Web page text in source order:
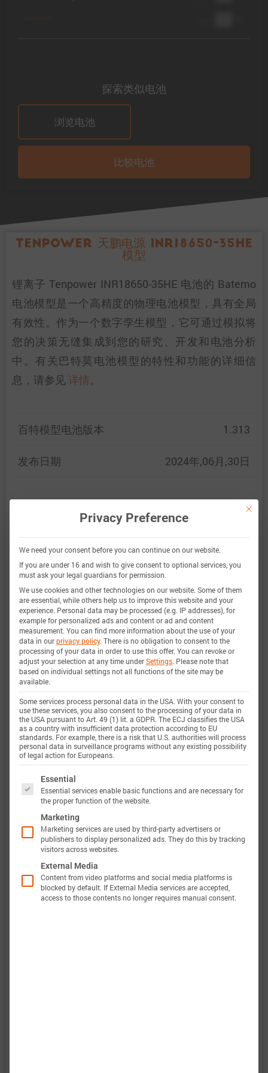
探索类似电池
浏览电池
比较电池
Tenpower 天鹏电源 INR18650-35HE
模型
锂离子 Tenpower INR18650-35HE 电池的 Batemo
电池模型是一个高精度的物理电池模型，具有全局
有效性。作为一个数字孪生模型，它可通过模拟将
您的决策无缝集成到您的研究、开发和电池分析
中。有关巴特莫电池模型的特性和功能的详细信
息，请参见 详情。
百特模型电池版本 1.313
发布日期 2024年,06月,30日
百特模型通过比较以下范围内的电池仿真和测量数
据，展示了百特模型电池的准确性和有效性。验证
非常广泛，实验特性覆盖了电池的整个操作区域：
在低温和高温下，直到最大电流，并且在整个电量
范围内。
电量范围 0 … 100%
电流范围
定义
-17 A 放电 … 7 A 充电 (-5C … 2C)
电压范围
定义
2.5 … 4.2 V
温度范围
定义
此外，巴特莫电池模型的验证将完全透明。巴特莫
电池数据包含原始测量数据和仿真数据。所有实验
都会计算电压、温度、功率和能量的准确性。这使
得可以轻松评估和分析巴特莫电池模型的有效性。
This
Privacy Preference
We need your consent before you can continue on our website.
If you are under 16 and wish to give consent to optional services, you
must ask your legal guardians for permission.
We use cookies and other technologies on our website. Some of them
are essential, while others help us to improve this website and your
experience. Personal data may be processed (e.g. IP addresses), for
example for personalized ads and content or ad and content
measurement. You can find more information about the use of your
data in ourprivacy policy. There is no obligation to consent to the
processing of your data in order to use this offer. You can revoke or
adjust your selection at any time underSettings. Please note that
based on individual settings not all functions of the site may be
available.
Some services process personal data in the USA. With your consent to
use these services, you also consent to the processing of your data in
the USA pursuant to Art. 49 (1) lit. a GDPR. The ECJ classifies the USA
as a country with insufficient data protection according to EU
standards. For example, there is a risk that U.S. authorities will process
personal data in surveillance programs without any existing possibility
of legal action for Europeans.
The following is a list of service groups for which
Essential
Essential services enable basic functions and are necessary for
the proper function of the website.
Marketing
Marketing services are used by third-party advertisers or
publishers to display personalized ads. They do this by tracking
visitors across websites.
External Media
Content from video platforms and social media platforms is
blocked by default. If External Media services are accepted,
access to those contents no longer requires manual consent.